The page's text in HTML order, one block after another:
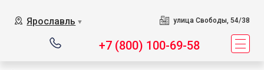
Ярославль ▼ улица Свободы, 54/38
+7 (800) 100-69-58